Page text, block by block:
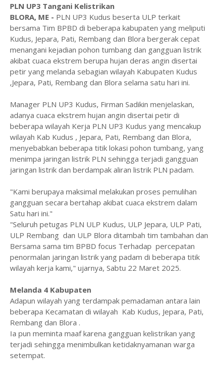
PLN UP3 Tangani Kelistrikan
BLORA, ME - PLN UP3 Kudus beserta ULP terkait
bersama Tim BPBD di beberapa kabupaten yang meliputi
Kudus, Jepara, Pati, Rembang dan Blora bergerak cepat
menangani kejadian pohon tumbang dan gangguan listrik
akibat cuaca ekstrem berupa hujan deras angin disertai
petir yang melanda sebagian wilayah Kabupaten Kudus
,Jepara, Pati, Rembang dan Blora selama satu hari ini.
Manager PLN UP3 Kudus, Firman Sadikin menjelaskan,
adanya cuaca ekstrem hujan angin disertai petir di
beberapa wilayah Kerja PLN UP3 Kudus yang mencakup
wilayah Kab Kudus , Jepara, Pati, Rembang dan Blora,
menyebabkan beberapa titik lokasi pohon tumbang, yang
menimpa jaringan listrik PLN sehingga terjadi gangguan
jaringan listrik dan berdampak aliran listrik PLN padam.
"Kami berupaya maksimal melakukan proses pemulihan
gangguan secara bertahap akibat cuaca ekstrem dalam
Satu hari ini."
"Seluruh petugas PLN ULP Kudus, ULP Jepara, ULP Pati,
ULP Rembang dan ULP Blora ditambah tim tambahan dan
Bersama sama tim BPBD focus Terhadap percepatan
penormalan jaringan listrik yang padam di beberapa titik
wilayah kerja kami," ujarnya, Sabtu 22 Maret 2025.
Melanda 4 Kabupaten
Adapun wilayah yang terdampak pemadaman antara lain
beberapa Kecamatan di wilayah Kab Kudus, Jepara, Pati,
Rembang dan Blora .
Ia pun meminta maaf karena gangguan kelistrikan yang
terjadi sehingga menimbulkan ketidaknyamanan warga
setempat.